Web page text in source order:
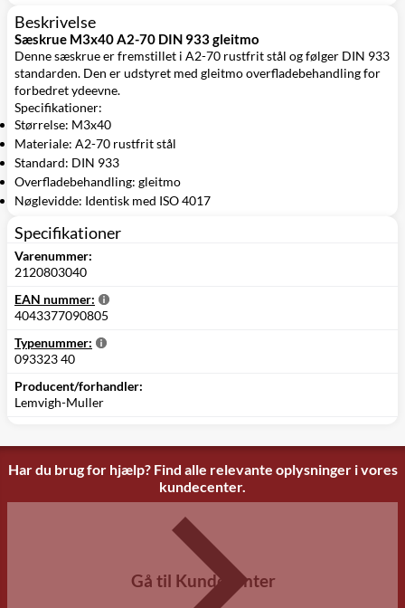
Beskrivelse
Sæskrue M3x40 A2-70 DIN 933 gleitmo
Denne sæskrue er fremstillet i A2-70 rustfrit stål og følger DIN 933
standarden. Den er udstyret med gleitmo overfladebehandling for
forbedret ydeevne.
Specifikationer:
Størrelse: M3x40
Materiale: A2-70 rustfrit stål
Standard: DIN 933
Overfladebehandling: gleitmo
Nøglevidde: Identisk med ISO 4017
Specifikationer
Varenummer:
2120803040
EAN nummer:
4043377090805
Typenummer:
093323 40
Producent/forhandler:
Lemvigh-Muller
Har du brug for hjælp? Find alle relevante oplysninger i vores
kundecenter.
Gå til Kundecenter